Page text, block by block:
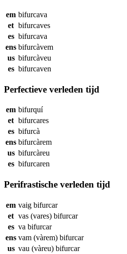
em bifurcava
et bifurcaves
es bifurcava
ens bifurcàvem
us bifurcàveu
es bifurcaven
Perfectieve verleden tijd
em bifurquí
et bifurcares
es bifurcà
ens bifurcàrem
us bifurcàreu
es bifurcaren
Perifrastische verleden tijd
em vaig bifurcar
et vas (vares) bifurcar
es va bifurcar
ens vam (vàrem) bifurcar
us vau (vàreu) bifurcar